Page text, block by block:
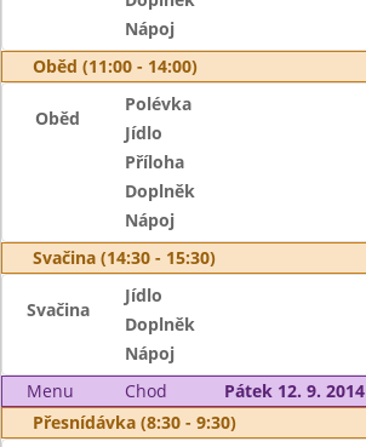
Nápoj
Oběd (11:00 - 14:00)
Oběd
Polévka
Jídlo
Příloha
Doplněk
Nápoj
Svačina (14:30 - 15:30)
Svačina
Jídlo
Doplněk
Nápoj
Menu
Chod
Pátek 12. 9. 2014
Přesnídávka (8:30 - 9:30)